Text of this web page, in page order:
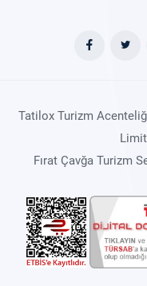
Tatilox Turizm
Fırat Çavğa Turizm